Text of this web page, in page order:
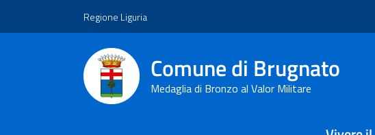
Regione Liguria
Comune di Brugnato
Medaglia di Bronzo al Valor Militare